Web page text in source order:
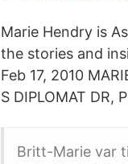
Marie Hendry is
the stories and
Feb 17, 2010
S DIPLOMAT DR,
Britt-Marie var